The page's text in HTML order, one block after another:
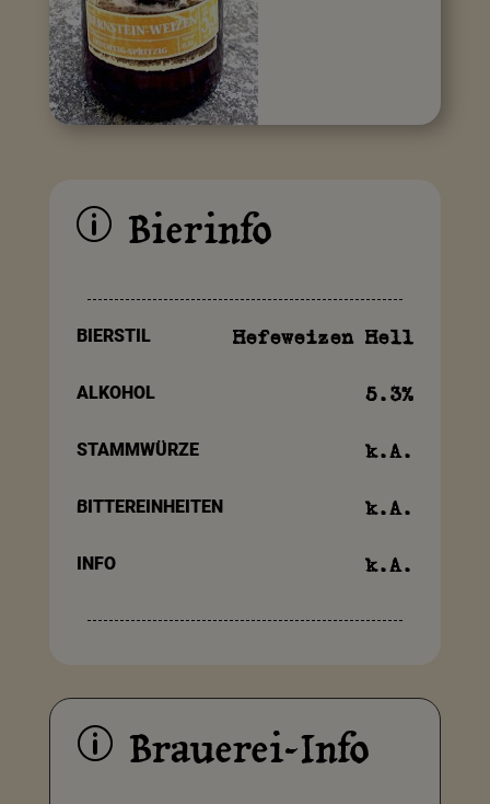
p Bierinfo
BIERSTIL Hefeweizen Hell
ALKOHOL 5.3%
STAMMWÜRZE k.A.
BITTEREINHEITEN k.A.
INFO k.A.
p Brauerei-Info